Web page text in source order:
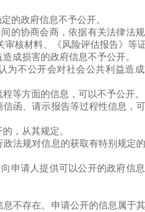
的政府信息不予公开。
的协商会商，依据有关法律法
核材料、《风险评估报告》等证
成损害的政府信息不予公开。
为不公开会对社会公共利益造
等方面的信息，可以不予公开。
函、请示报告等过程性信息，
，从其规定。
法规对信息的获取有特别规定
申请人提供可以公开的政府信
不存在。申请公开的信息属于